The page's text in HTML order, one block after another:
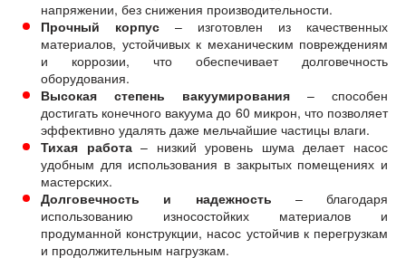
напряжении, без снижения производительности.
Прочный корпус – изготовлен из качественных
материалов, устойчивых к механическим повреждениям
и коррозии, что обеспечивает долговечность
оборудования.
Высокая степень вакуумирования – способен
достигать конечного вакуума до 60 микрон, что позволяет
эффективно удалять даже мельчайшие частицы влаги.
Тихая работа– низкий уровень шума делает насос
удобным для использования в закрытых помещениях и
мастерских.
Долговечность и надежность – благодаря
использованию износостойких материалов и
продуманной конструкции, насос устойчив к перегрузкам
и продолжительным нагрузкам.